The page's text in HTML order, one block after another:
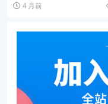
4 月前